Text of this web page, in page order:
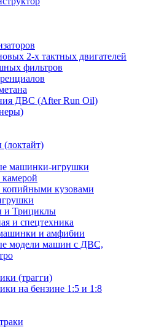
2-х тактных двигателей
фильтров
ДВС (After Run Oil)
машинки-игрушки
кузовами
и Трициклы
и спецтехника
и амфибии
модели машин с ДВС,
(трагги)
на бензине 1:5 и 1:8